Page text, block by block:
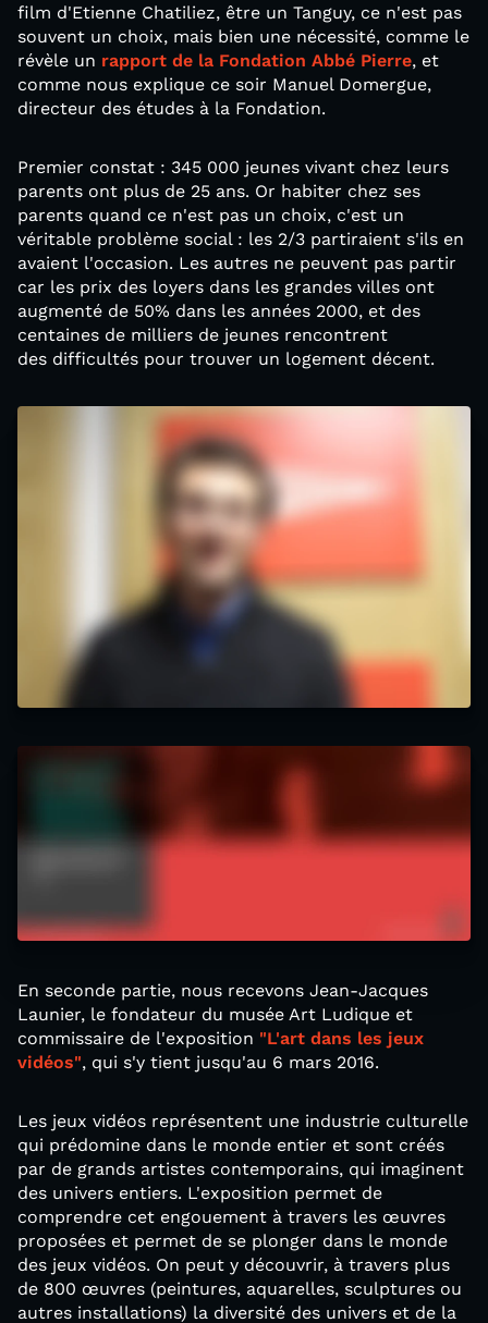
film d'Etienne Chatiliez, être un Tanguy, ce n'est pas
souvent un choix, mais bien une nécessité, comme le
révèle un rapport de la Fondation Abbé Pierre, et
comme nous explique ce soir Manuel Domergue,
directeur des études à la Fondation.
Premier constat : 345 000 jeunes vivant chez leurs
parents ont plus de 25 ans. Or habiter chez ses
parents quand ce n'est pas un choix, c'est un
véritable problème social : les 2/3 partiraient s'ils en
avaient l'occasion. Les autres ne peuvent pas partir
car les prix des loyers dans les grandes villes ont
augmenté de 50% dans les années 2000, et des
centaines de milliers de jeunes rencontrent
des difficultés pour trouver un logement décent.
En seconde partie, nous recevons Jean-Jacques
Launier, le fondateur du musée Art Ludique et
commissaire de l'exposition "L'art dans les jeux
vidéos", qui s'y tient jusqu'au 6 mars 2016.
Les jeux vidéos représentent une industrie culturelle
qui prédomine dans le monde entier et sont créés
par de grands artistes contemporains, qui imaginent
des univers entiers. L'exposition permet de
comprendre cet engouement à travers les œuvres
proposées et permet de se plonger dans le monde
des jeux vidéos. On peut y découvrir, à travers plus
de 800 œuvres (peintures, aquarelles, sculptures ou
autres installations) la diversité des univers et de la